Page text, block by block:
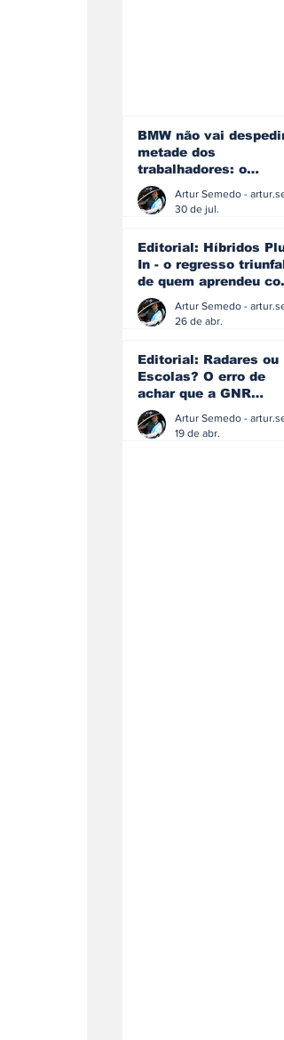
BMW não vai
metade dos
trabalhadores: o
problema é o
que muitos decidiram
30 de jul.
Editorial: Híbridos
In - o regresso
de quem aprendeu
os erros do passado
26 de abr.
Editorial: Radares ou
Escolas? O erro de
achar que a GNR
resolve o que a
educação falhou
19 de abr.